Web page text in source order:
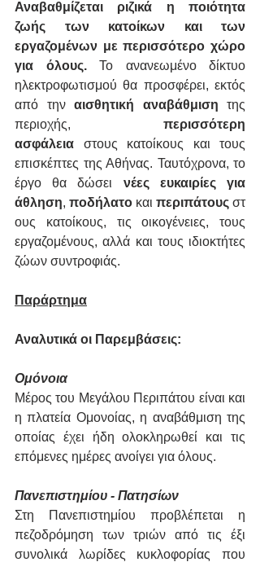
Αναβαθμίζεται ριζικά η ποιότητα
ζωής των κατοίκων και των
εργαζομένων με περισσότερο χώρο
για όλους. Το ανανεωμένο δίκτυο
ηλεκτροφωτισμού θα προσφέρει, εκτός
από την αισθητική αναβάθμιση της
περιοχής, περισσότερη
ασφάλεια στους κατοίκους και τους
επισκέπτες της Αθήνας. Ταυτόχρονα, το
έργο θα δώσει νέες ευκαιρίες για
άθληση, ποδήλατο και περιπάτους στ
ους κατοίκους, τις οικογένειες, τους
εργαζομένους, αλλά και τους ιδιοκτήτες
ζώων συντροφιάς.
Παράρτημα
Αναλυτικά οι Παρεμβάσεις:
Ομόνοια
Μέρος του Μεγάλου Περιπάτου είναι και
η πλατεία Ομονοίας, η αναβάθμιση της
οποίας έχει ήδη ολοκληρωθεί και τις
επόμενες ημέρες ανοίγει για όλους.
Πανεπιστημίου - Πατησίων
Στη Πανεπιστημίου προβλέπεται η
πεζοδρόμηση των τριών από τις έξι
συνολικά λωρίδες κυκλοφορίας που